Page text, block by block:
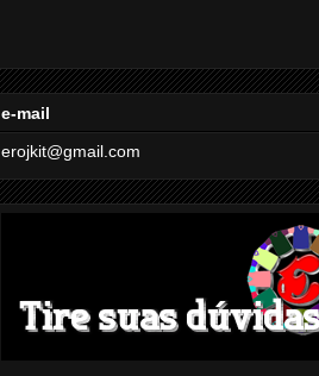
e-mail
erojkit@gmail.com